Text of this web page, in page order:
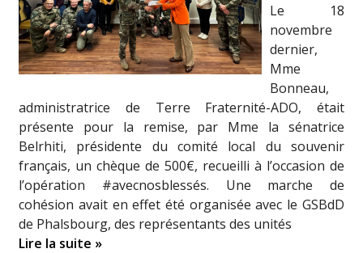
Le 18
novembre
dernier,
Mme
Bonneau,
administratrice de Terre Fraternité-ADO, était
présente pour la remise, par Mme la sénatrice
Belrhiti, présidente du comité local du souvenir
français, un chèque de 500€, recueilli à l’occasion de
l’opération #avecnosblessés. Une marche de
cohésion avait en effet été organisée avec le GSBdD
de Phalsbourg, des représentants des unités
Lire la suite »